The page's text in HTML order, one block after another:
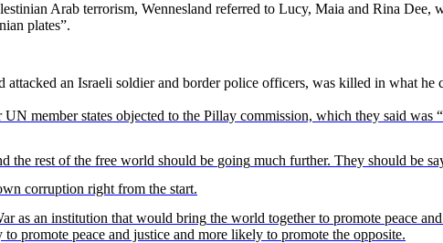
Arab terrorism, Wennesland referred to Lucy, Maia and Rina Dee,
plates”.
attacked an Israeli soldierand border police officers, was killed in what he
UN memberstates objected to the Pillay commission, which they said was “
the rest of the free world should be going much further. They should be
corruption rightfrom the start.
as an institution that would bring the world togetherto promote peace
to promote peace and justice and more likely to promote the opposite.